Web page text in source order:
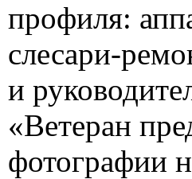
профиля:
слесари-
и
«Ветеран
фотографии